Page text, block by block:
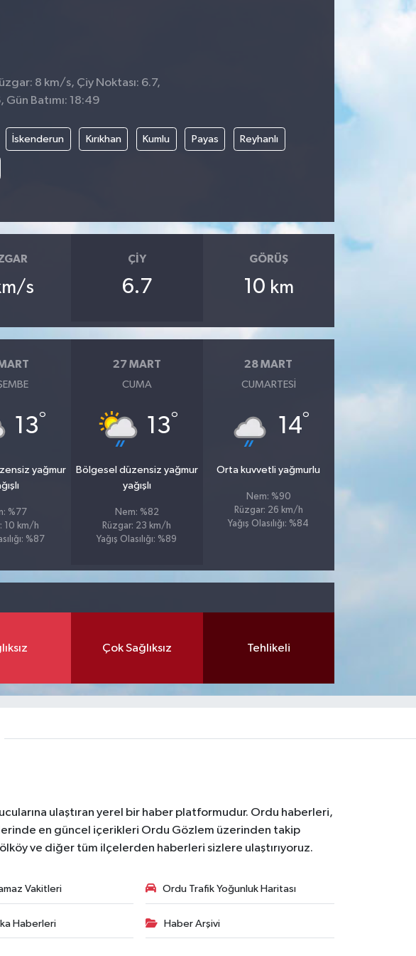
8 km/s, Çiy Noktası: 6.7,
Batımı: 18:49
İskenderun Kırıkhan Kumlu Payas Reyhanlı
s
ÇIY
6.7
GÖRÜŞ
10 km
13°
yağmur
%77
10 km/h
%87
27 MART
CUMA
13°
Bölgesel düzensiz yağmur
yağışlı
Nem: %82
Rüzgar: 23 km/h
Yağış Olasılığı: %89
28 MART
CUMARTESI
14°
Orta kuvvetli yağmurlu
Nem: %90
Rüzgar: 26 km/h
Yağış Olasılığı: %84
Çok Sağlıksız Tehlikeli
ulaştıran yerel bir haber platformudur. Ordu haberleri,
en güncel içerikleri Ordu Gözlem üzerinden takip
ve diğer tüm ilçelerden haberleri sizlere ulaştırıyoruz.
Vakitleri Ordu Trafik Yoğunluk Haritası
Haberleri Haber Arşivi